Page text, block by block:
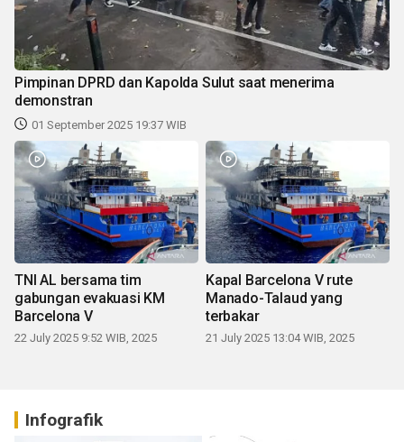
Pimpinan DPRD dan Kapolda Sulut saat menerima
demonstran
01 September 2025 19:37 WIB
TNI AL bersama tim
gabungan evakuasi KM
Barcelona V
22 July 2025 9:52 WIB, 2025
Kapal Barcelona V rute
Manado-Talaud yang
terbakar
21 July 2025 13:04 WIB, 2025
Infografik